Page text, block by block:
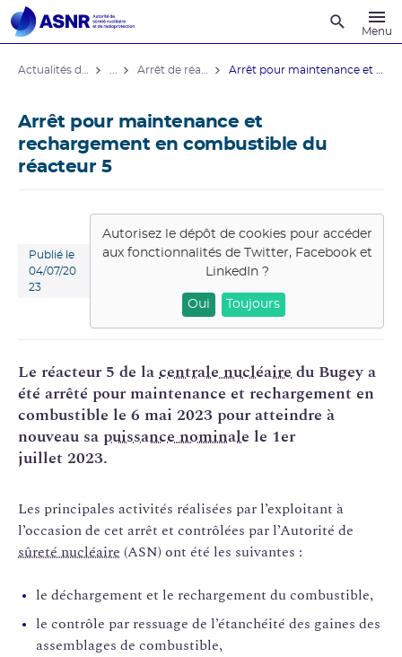
Menu
Arrêt pour maintenance et
rechargement en combustible du
réacteur 5
Publié le
04/07/20
23
Autorisez le dépôt de cookies pour accéder
aux fonctionnalités de Twitter, Facebook et
LinkedIn?
Oui Toujours
Le réacteur 5 de lacentrale nucléairedu Bugey a
été arrêté pour maintenance et rechargement en
combustible le 6 mai 2023 pour atteindre à
nouveau sa puissance nominale le 1er
juillet 2023.
Les principales activités réalisées par l’exploitant à
l’occasion de cet arrêt et contrôlées par l’Autorité de
sûreté nucléaire (ASN) ont été les suivantes :
le déchargement et le rechargement du combustible,
le contrôle par ressuage de l’étanchéité des gaines des
assemblages de combustible,